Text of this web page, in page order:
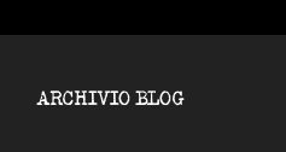
ARCHIVIO BLOG